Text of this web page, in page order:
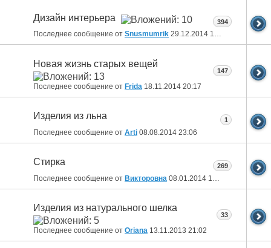
Дизайн интерьера
Последнее сообщение от Snusmumrik 29.12.2014 10:36
394
Новая жизнь старых вещей
Последнее сообщение от Fridа 18.11.2014 20:17
147
Изделия из льна
Последнее сообщение от Arti 08.08.2014 23:06
1
Стирка
Последнее сообщение от Викторовна 08.01.2014 17:42
269
Изделия из натурального шелка
Последнее сообщение от Oriana 13.11.2013 21:02
33